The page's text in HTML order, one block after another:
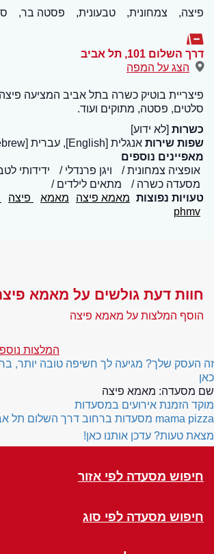
פיצה, צמחונית, טבעונית, פסטה בר,
דרך השלום 101 , תל אביב
הצג על המפה
פיצריית בוטיק כשרה בתל אביב המציעה פיצה
סלטים, פסטה, מתוקים ועוד.
כשרות [לא ידוע]
שפות שירות אנגלית [English], עברית [Hebrew]
מאפיינים נוספים
אופציה צמחונית
ויגן פרנדלי ידידותי
מסעדה כשרה
מתאים לילדים
טעויות נפוצות מאמא פיצה מאמא פיצה
phmv
חוות דעת גולשים על מאמא
הוסף המלצות על מאמא פיצה
המלצות
זה העסק שלך? מגיעה לך חשיפה טובה יותר,
כאן
שם מסעדה: מאמא פיצה
מוקד הזמנת אירועים במסעדות
mama pizza מסעדות ברחוב דרך השלום תל
מצאת טעות? עדכן אותנו כאן!
חיפוש מסעדה לפי אזור
חיפוש מסעדה לפי סוג